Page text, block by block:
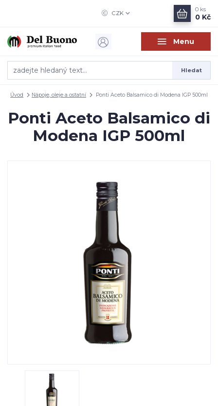
Menu
CZK
Hledat
0 ks
0 Kč
Úvod Nápoje, oleje a ostatní Ponti Aceto Balsamico di Modena IGP 500ml
Ponti Aceto Balsamico di
Modena IGP 500ml